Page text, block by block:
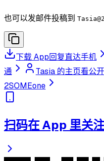
也可以发邮件投稿到 Tasia
下载 App回复直达手机
通
Tasia 的主页看公
2SOMEone
扫码在 App 里关